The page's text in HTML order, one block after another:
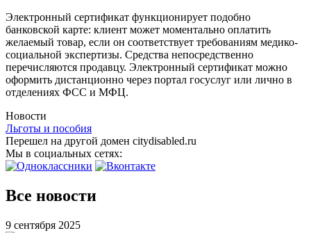
Электронный сертификат функционирует подобно
банковской карте: клиент может моментально оплатить
желаемый товар, если он соответствует требованиям медико-
социальной экспертизы. Средства непосредственно
перечисляются продавцу. Электронный сертификат можно
оформить дистанционно через портал госуслуг или лично в
отделениях ФСС и МФЦ.
Новости
Льготы и пособия
Перешел на другой домен citydisabled.ru
Мы в социальных сетях:
Все новости
9 сентября 2025